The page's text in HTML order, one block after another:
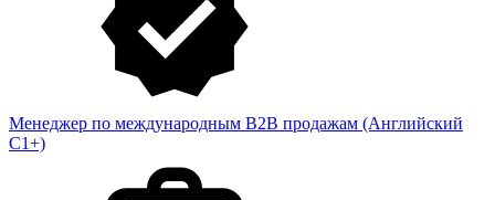
Менеджер по международным B2B продажам (Английский
С1+)